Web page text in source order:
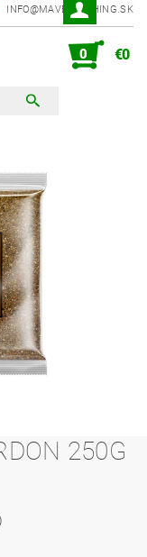
INFO@MAVER-FISHING.SK
0 €0
250G